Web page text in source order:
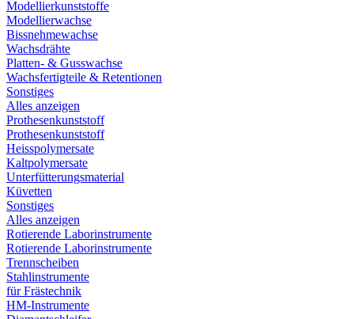
Modellierkunststoffe
Modellierwachse
Bissnehmewachse
Wachsdrähte
Platten- & Gusswachse
Wachsfertigteile & Retentionen
Sonstiges
Alles anzeigen
Prothesenkunststoff
Prothesenkunststoff
Heisspolymersate
Kaltpolymersate
Unterfütterungsmaterial
Küvetten
Sonstiges
Alles anzeigen
Rotierende Laborinstrumente
Rotierende Laborinstrumente
Trennscheiben
Stahlinstrumente
für Frästechnik
HM-Instrumente